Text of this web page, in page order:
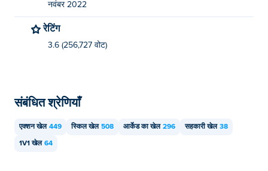
नवंबर 2022
रेटिंग
3.6 (256,727 वोट)
संबंधित श्रेणियाँ
एक्शन खेल 449 स्किल खेल 508 आर्केड का खेल 296 सहकारी खेल 38
1V1 खेल 64